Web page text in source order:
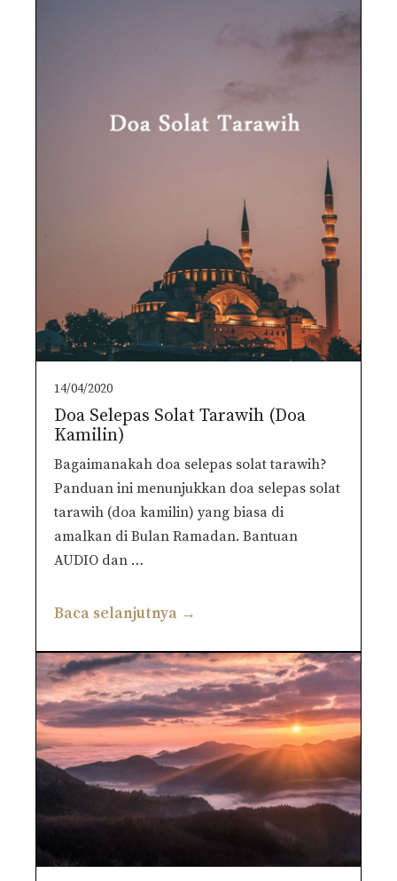
14/04/2020
Doa Selepas Solat Tarawih (Doa
Kamilin)
Bagaimanakah doa selepas solat tarawih?
Panduan ini menunjukkan doa selepas solat
tarawih (doa kamilin) yang biasa di
amalkan di Bulan Ramadan. Bantuan
AUDIO dan …
Baca selanjutnya →